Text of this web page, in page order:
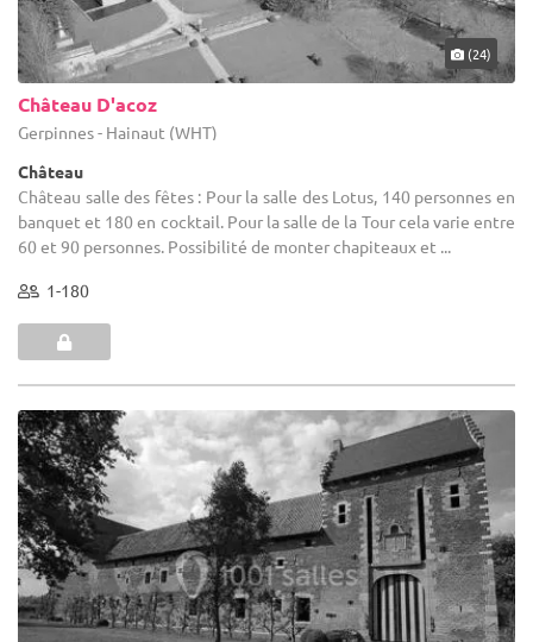
(24)
Château D'acoz
Gerpinnes - Hainaut (WHT)
Château
Château salle des fêtes : Pour la salle des Lotus, 140 personnes en
banquet et 180 en cocktail. Pour la salle de la Tour cela varie entre
60 et 90 personnes. Possibilité de monter chapiteaux et ...
1-180